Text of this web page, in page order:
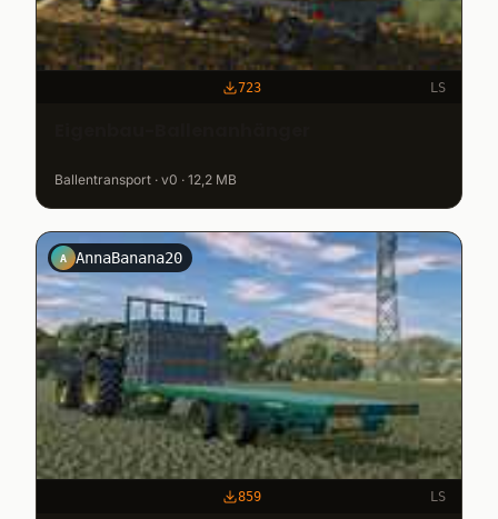
723 LS
Ballentransport · v0 · 12,2 MB
A AnnaBanana20
859 LS